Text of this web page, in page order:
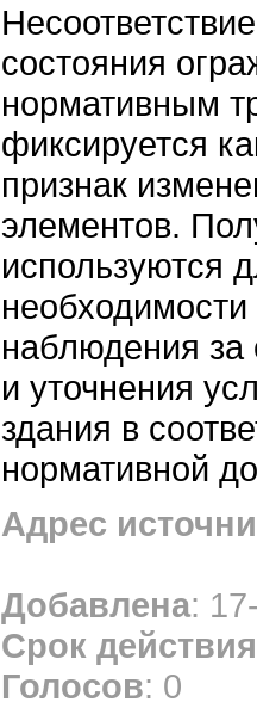
состояния
нормативным
фиксируется
признак
элементов.
используются
наблюдения за
и уточнения
здания в
нормативной
Адрес
Добавлена:
Срок действия
Голосов: 0